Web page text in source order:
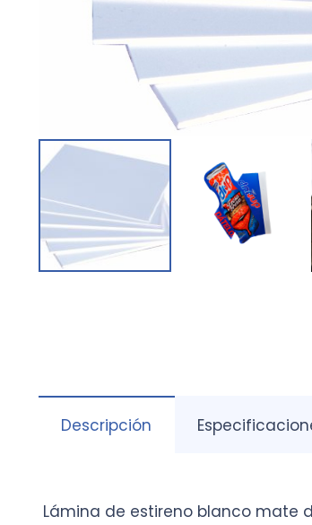
Descripción
Lámina de estireno blanco mate